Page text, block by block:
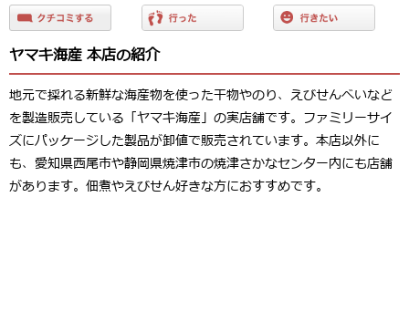
ヤマキ海産 本店の紹介
地元で採れる新鮮な海産物を使った干物やのり、えびせんべいなど
を製造販売している「ヤマキ海産」の実店舗です。ファミリーサイ
ズにパッケージした製品が卸値で販売されています。本店以外に
も、愛知県西尾市や静岡県焼津市の焼津さかなセンター内にも店舗
があります。佃煮やえびせん好きな方におすすめです。